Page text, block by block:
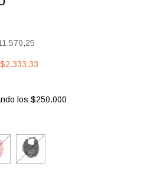
$2.333,33
los$250.000